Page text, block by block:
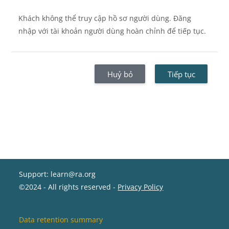
Khách không thể truy cập hồ sơ người dùng. Đăng
nhập với tài khoản người dùng hoàn chỉnh để tiếp tục.
Huỷ bỏ Tiếp tục
Support: learn@ra.org
©2024 - All rights reserved - Privacy Policy
Data retention summary